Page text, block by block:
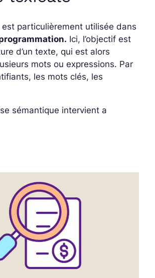
est particulièrement utilisée dans
Ici, l’objectif est
d’un texte, qui est alors
mots ou expressions. Par
les mots clés, les
sémantique intervient a